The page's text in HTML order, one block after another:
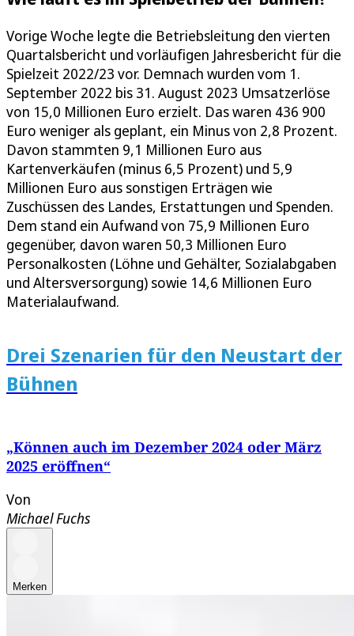
Vorige Woche legte die Betriebsleitung den vierten
Quartalsbericht und vorläufigen Jahresbericht für die
Spielzeit 2022/23 vor. Demnach wurden vom 1.
September 2022 bis 31. August 2023 Umsatzerlöse
von 15,0 Millionen Euro erzielt. Das waren 436 900
Euro weniger als geplant, ein Minus von 2,8 Prozent.
Davon stammten 9,1 Millionen Euro aus
Kartenverkäufen (minus 6,5 Prozent) und 5,9
Millionen Euro aus sonstigen Erträgen wie
Zuschüssen des Landes, Erstattungen und Spenden.
Dem stand ein Aufwand von 75,9 Millionen Euro
gegenüber, davon waren 50,3 Millionen Euro
Personalkosten (Löhne und Gehälter, Sozialabgaben
und Altersversorgung) sowie 14,6 Millionen Euro
Materialaufwand.
Drei Szenarien für den Neustart der
Bühnen
„Können auch im Dezember 2024 oder März
2025 eröffnen“
Von
Michael Fuchs
Merken